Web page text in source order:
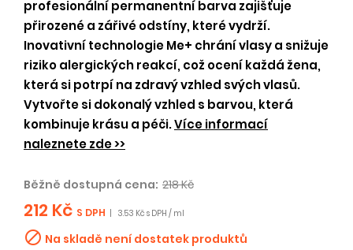
profesionální permanentní barva zajišťuje
přirozené a zářivé odstíny, které vydrží.
Inovativní technologie Me+ chrání vlasy a snižuje
riziko alergických reakcí, což ocení každá žena,
která si potrpí na zdravý vzhled svých vlasů.
Vytvořte si dokonalý vzhled s barvou, která
kombinuje krásu a péči.Více informací
naleznete zde >>
Běžně dostupná cena: 218 Kč
212 Kč S DPH 3.53 Kč s DPH / ml
 Na skladě není dostatek produktů